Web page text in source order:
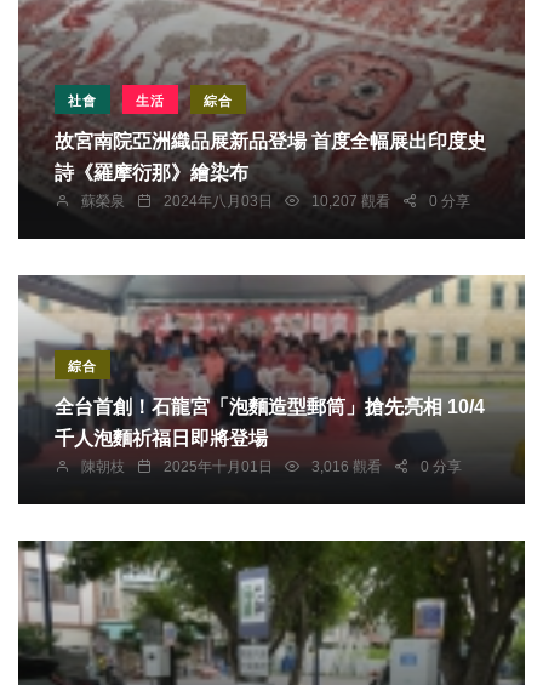
社會 生活 綜合
故宮南院亞洲織品展新品登場 首度全幅展出印度史
詩《羅摩衍那》繪染布
蘇榮泉 2024年八月03日 10,207 觀看 0 分享
綜合
全台首創！石龍宮「泡麵造型郵筒」搶先亮相 10/4
千人泡麵祈福日即將登場
陳朝枝 2025年十月01日 3,016 觀看 0 分享